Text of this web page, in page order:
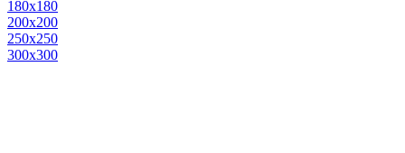
180х180
200х200
250х250
300х300